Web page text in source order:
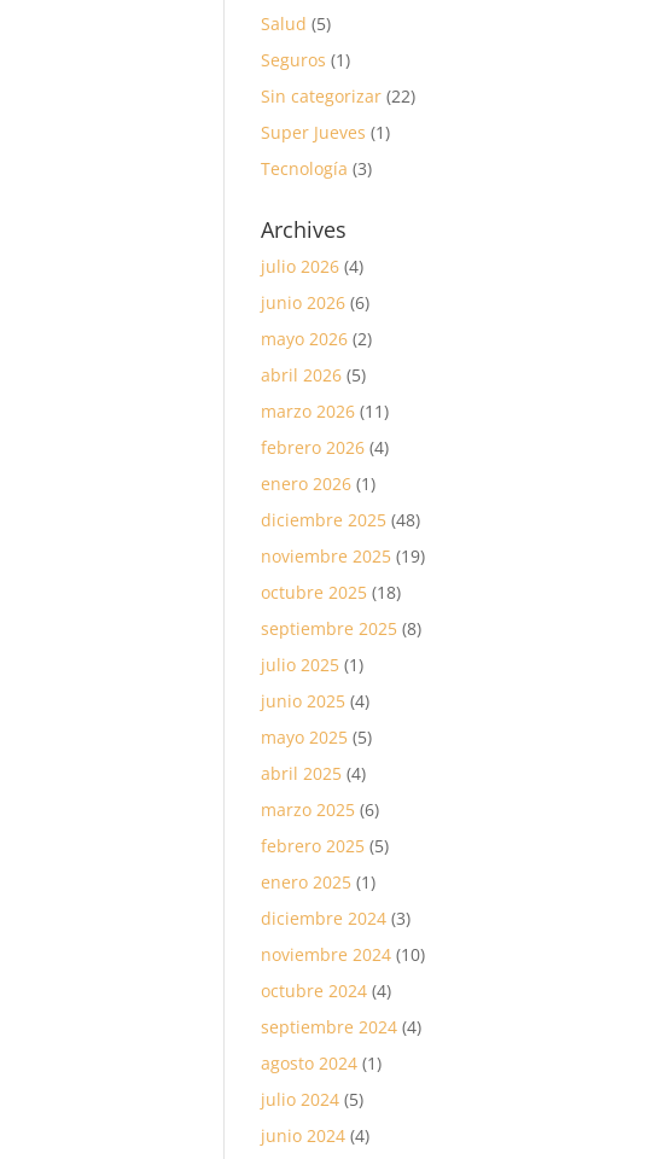
Salud (5)
Seguros (1)
Sin categorizar (22)
Super Jueves (1)
Tecnología (3)
Archives
julio 2026 (4)
junio 2026 (6)
mayo 2026 (2)
abril 2026 (5)
marzo 2026 (11)
febrero 2026 (4)
enero 2026 (1)
diciembre 2025 (48)
noviembre 2025 (19)
octubre 2025 (18)
septiembre 2025 (8)
julio 2025 (1)
junio 2025 (4)
mayo 2025 (5)
abril 2025 (4)
marzo 2025 (6)
febrero 2025 (5)
enero 2025 (1)
diciembre 2024 (3)
noviembre 2024 (10)
octubre 2024 (4)
septiembre 2024 (4)
agosto 2024 (1)
julio 2024 (5)
junio 2024 (4)